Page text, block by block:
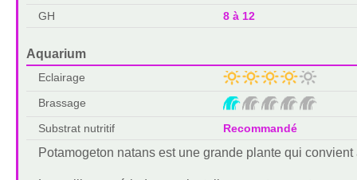
GH
8 à 12
Aquarium
Eclairage
Brassage
Substrat nutritif
Recommandé
Potamogeton natans est une grande plante qui